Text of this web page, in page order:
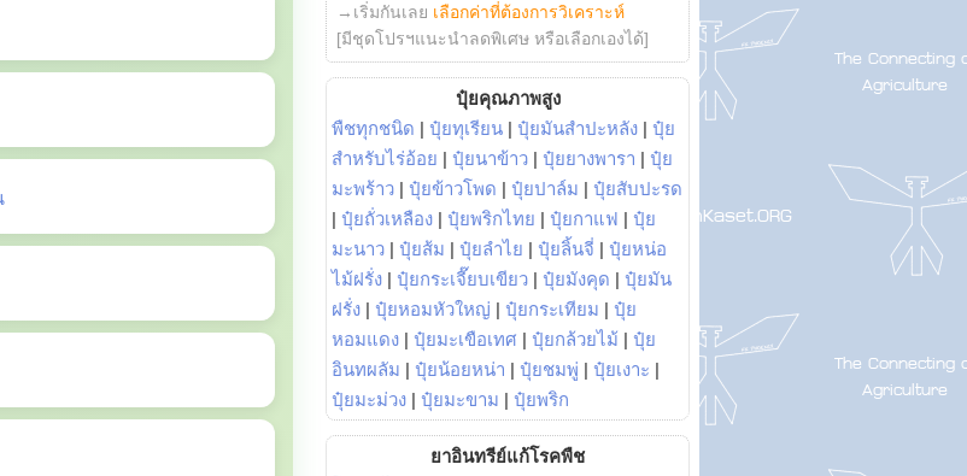
→เริ่มกันเลย เลือกค่าที่ต้องการวิเคราะห์
[มีชุดโปรฯแนะนำลดพิเศษ หรือเลือกเองได้]
ปุ๋ยคุณภาพสูง
พืชทุกชนิด | ปุ๋ยทุเรียน | ปุ๋ยมันสำปะหลัง | ปุ๋ย
สำหรับไร่อ้อย | ปุ๋ยนาข้าว | ปุ๋ยยางพารา | ปุ๋ย
มะพร้าว | ปุ๋ยข้าวโพด | ปุ๋ยปาล์ม | ปุ๋ยสับปะรด
| ปุ๋ยถั่วเหลือง | ปุ๋ยพริกไทย | ปุ๋ยกาแฟ | ปุ๋ย
มะนาว | ปุ๋ยส้ม | ปุ๋ยลำไย | ปุ๋ยลิ้นจี่ | ปุ๋ยหน่อ
ไม้ฝรั่ง | ปุ๋ยกระเจี๊ยบเขียว | ปุ๋ยมังคุด | ปุ๋ยมัน
ฝรั่ง | ปุ๋ยหอมหัวใหญ่ | ปุ๋ยกระเทียม | ปุ๋ย
หอมแดง | ปุ๋ยมะเขือเทศ | ปุ๋ยกล้วยไม้ | ปุ๋ย
อินทผลัม | ปุ๋ยน้อยหน่า | ปุ๋ยชมพู่ | ปุ๋ยเงาะ |
ปุ๋ยมะม่วง | ปุ๋ยมะขาม | ปุ๋ยพริก
ยาอินทรีย์แก้โรคพืช